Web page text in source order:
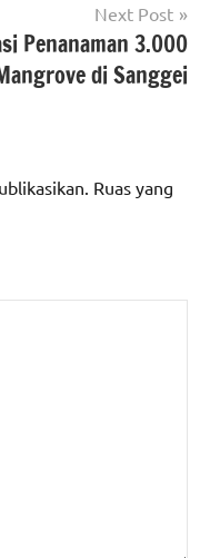
Next Post
Penanaman 3.000
di Sanggei
Ruas yang